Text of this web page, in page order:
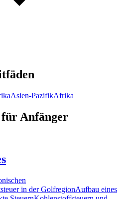
Asien-PazifikAfrika
Anfänger
in der GolfregionAufbau eines